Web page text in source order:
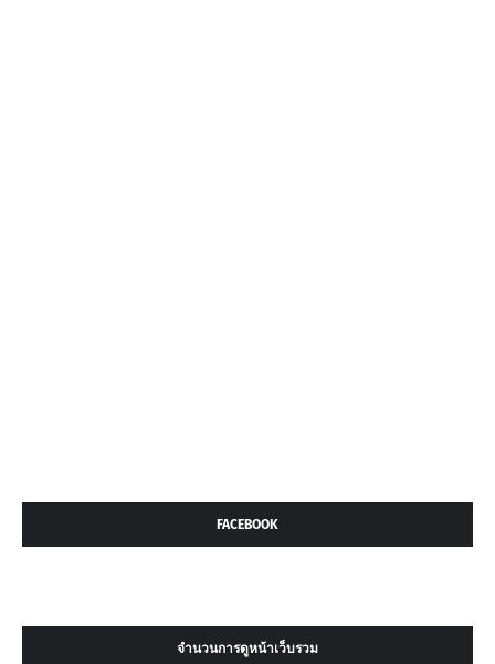
FACEBOOK
จำนวนการดูหน้าเว็บรวม